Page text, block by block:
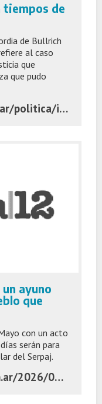
tiempos de
de Bullrich
al caso
que
que pudo
https://www.lanacion.com.ar/politica/inocentes-y-culpables-en-tiempos-de-milei-nid02062026/
ayuno
que
con un acto
serán para
del Serpaj.
https://www.pagina12.com.ar/2026/06/03/perez-esquivel-comenzo-un-ayuno-contra-el-hambre-del-pueblo-que-genera-milei/